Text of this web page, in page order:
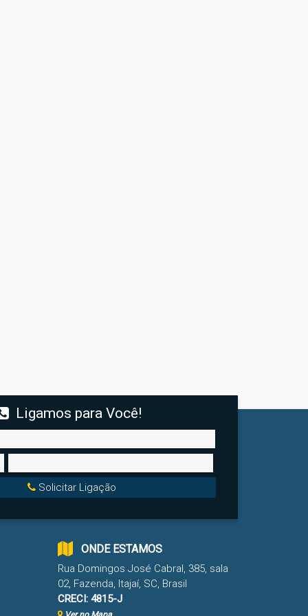
Ligamos para Você!
Solicitar Ligação
ONDE ESTAMOS
Rua Domingos José Cabral, 385, sala
02, Fazenda, Itajaí, SC, Brasil
CRECI: 4815-J